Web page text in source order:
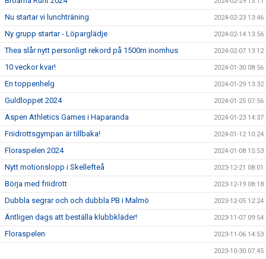
Nu startar vi lunchträning 2024-02-23 13:46
Ny grupp startar - Löparglädje 2024-02-14 13:56
Thea slår nytt personligt rekord på 1500m inomhus 2024-02-07 13:12
10 veckor kvar! 2024-01-30 08:56
En toppenhelg 2024-01-29 13:32
Guldloppet 2024 2024-01-25 07:56
Aspen Athletics Games i Haparanda 2024-01-23 14:37
Friidrottsgympan är tillbaka! 2024-01-12 10:24
Floraspelen 2024 2024-01-08 15:53
Nytt motionslopp i Skellefteå 2023-12-21 08:01
Börja med friidrott 2023-12-19 08:18
Dubbla segrar och och dubbla PB i Malmö 2023-12-05 12:24
Äntligen dags att beställa klubbkläder! 2023-11-07 09:54
Floraspelen 2023-11-06 14:53
2023-10-30 07:45